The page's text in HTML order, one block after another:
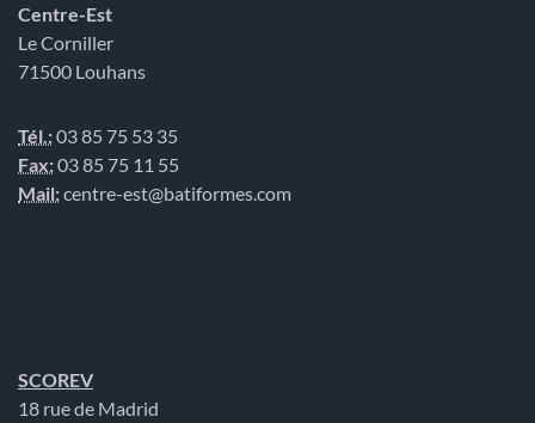
Centre-Est
Le Corniller
71500 Louhans
Tél.:03 85 75 53 35
Fax:03 85 75 11 55
Mail:centre-est@batiformes.com
SCOREV
18 rue de Madrid